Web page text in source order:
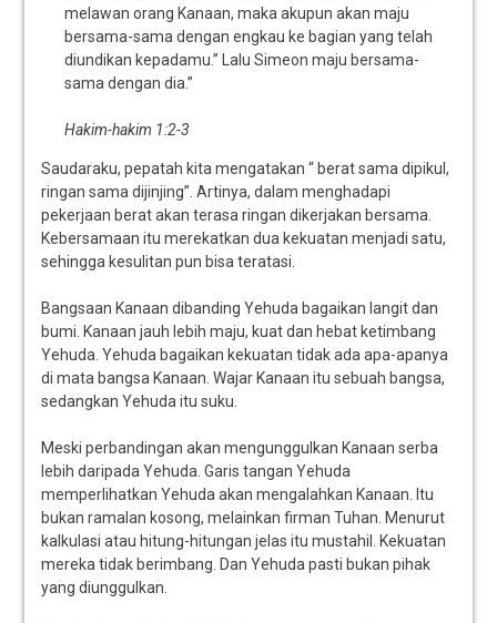
melawan orang Kanaan, maka akupun akan maju
bersama-sama dengan engkau ke bagian yang telah
diundikan kepadamu.” Lalu Simeon maju bersama-
sama dengan dia.”
Hakim-hakim 1:2-3
Saudaraku, pepatah kita mengatakan “ berat sama dipikul,
ringan sama dijinjing”. Artinya, dalam menghadapi
pekerjaan berat akan terasa ringan dikerjakan bersama.
Kebersamaan itu merekatkan dua kekuatan menjadi satu,
sehingga kesulitan pun bisa teratasi.
Bangsaan Kanaan dibanding Yehuda bagaikan langit dan
bumi. Kanaan jauh lebih maju, kuat dan hebat ketimbang
Yehuda. Yehuda bagaikan kekuatan tidak ada apa-apanya
di mata bangsa Kanaan. Wajar Kanaan itu sebuah bangsa,
sedangkan Yehuda itu suku.
Meski perbandingan akan mengunggulkan Kanaan serba
lebih daripada Yehuda. Garis tangan Yehuda
memperlihatkan Yehuda akan mengalahkan Kanaan. Itu
bukan ramalan kosong, melainkan firman Tuhan. Menurut
kalkulasi atau hitung-hitungan jelas itu mustahil. Kekuatan
mereka tidak berimbang. Dan Yehuda pasti bukan pihak
yang diunggulkan.